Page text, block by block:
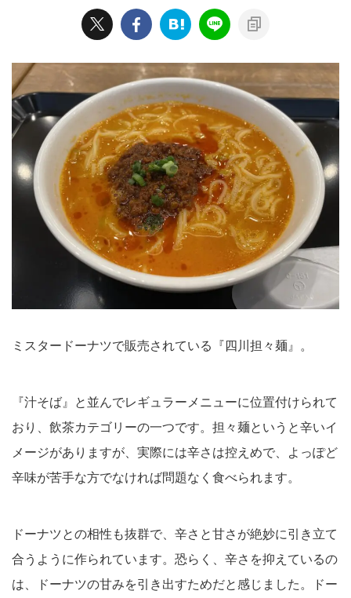
ミスタードーナツで販売されている『四川担々麺』。
『汁そば』と並んでレギュラーメニューに位置付けられて
おり、飲茶カテゴリーの一つです。担々麺というと辛いイ
メージがありますが、実際には辛さは控えめで、よっぽど
辛味が苦手な方でなければ問題なく食べられます。
ドーナツとの相性も抜群で、辛さと甘さが絶妙に引き立て
合うように作られています。恐らく、辛さを抑えているの
は、ドーナツの甘みを引き出すためだと感じました。ドー